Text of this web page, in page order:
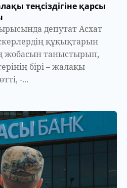
теңсіздігіне қарсы
депутат Асхат
құқықтарын
жобасын таныстырып,
бірі – жалақы
-...